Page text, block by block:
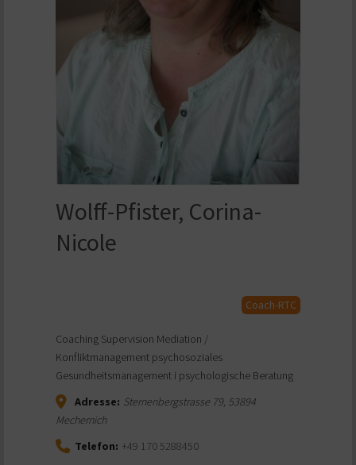
Wolff-Pfister, Corina-
Nicole
Coach-RTC
Coaching Supervision Mediation /
Konfliktmanagement psychosoziales
Gesundheitsmanagement i psychologische Beratung
Adresse: Sternenbergstrasse 79, 53894
Mechernich
Telefon: +49 170 5288450